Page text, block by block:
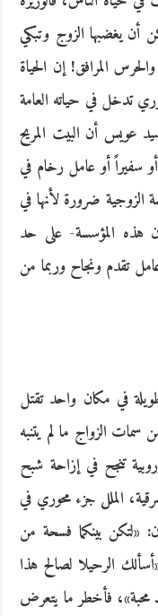
أن يغضبها الزوج وتبكي
المرافق! إن الحياة
تدخل في حياته العامة
عويس أن البيت المريح
سفيراً أو عامل رخام في
ضرورة لأنها في
هذه المؤسسة- على حد
تقدم ونجاح وربما من
في مكان واحد تقتل
سمات الزواج ما لم يتنبه
تنجح في إزاحة شبح
الملل جزء محوري في
«لتكن بينكما فسحة من
الرحيلا لصالح هذا
محبة»، فأخطر ما يتعرض